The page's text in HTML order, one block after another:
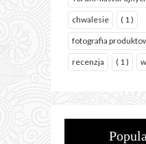
chwalesie ( 1 )
fotografia
recenzja ( 1 )